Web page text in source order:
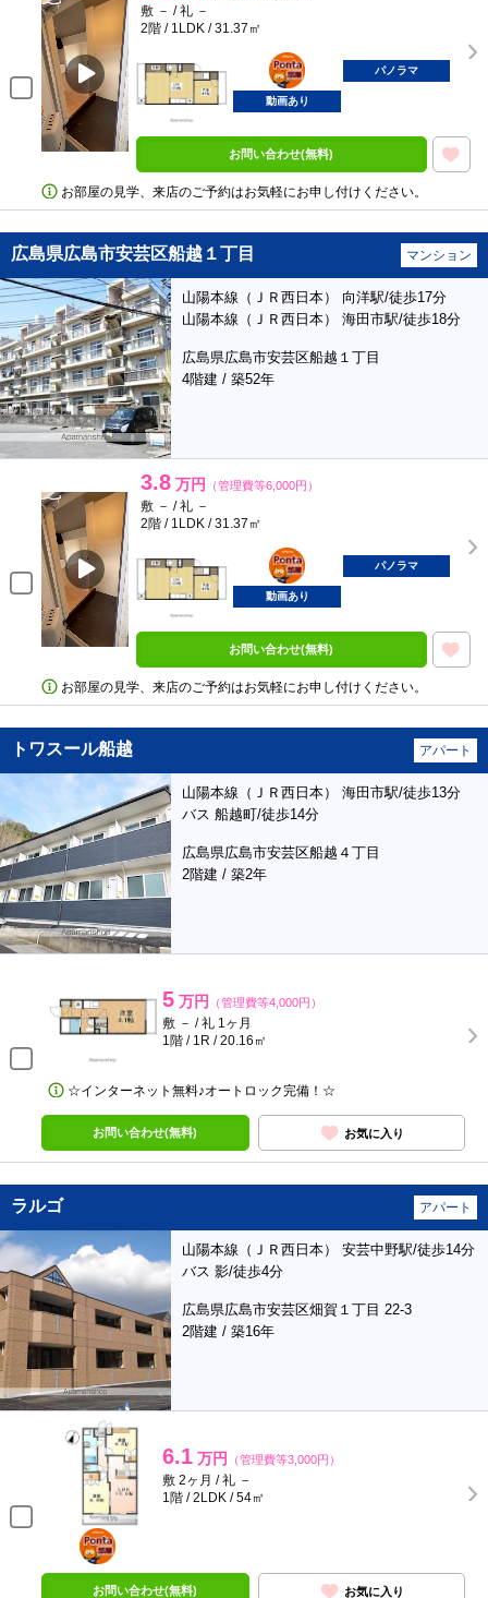
敷 － / 礼 －
2階 / 1LDK / 31.37㎡
ポンタ
部屋
パノラマ
動画あり
お問い合わせ(無料)
お部屋の見学、来店のご予約はお気軽にお申し付けください。
広島県広島市安芸区船越１丁目 マンション
山陽本線（ＪＲ西日本） 向洋駅/徒歩17分
山陽本線（ＪＲ西日本） 海田市駅/徒歩18分
広島県広島市安芸区船越１丁目
4階建 / 築52年
3.8 万円 （管理費等6,000円）
敷 － / 礼 －
2階 / 1LDK / 31.37㎡
ポンタ
部屋
パノラマ
動画あり
お問い合わせ(無料)
お部屋の見学、来店のご予約はお気軽にお申し付けください。
トワスール船越 アパート
山陽本線（ＪＲ西日本） 海田市駅/徒歩13分
バス 船越町/徒歩14分
広島県広島市安芸区船越４丁目
2階建 / 築2年
5 万円 （管理費等4,000円）
敷 － / 礼 1ヶ月
1階 / 1R / 20.16㎡
☆インターネット無料♪オートロック完備！☆
お問い合わせ(無料) お気に入り
ラルゴ アパート
山陽本線（ＪＲ西日本） 安芸中野駅/徒歩14分
バス 影/徒歩4分
広島県広島市安芸区畑賀１丁目 22-3
2階建 / 築16年
6.1 万円 （管理費等3,000円）
敷 2ヶ月 / 礼 －
1階 / 2LDK / 54㎡
ポンタ
部屋
お問い合わせ(無料) お気に入り